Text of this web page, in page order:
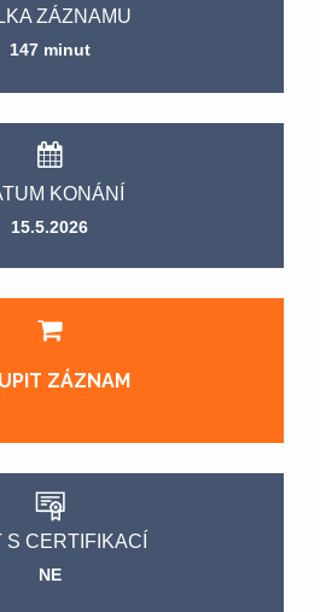
ZÁZNAMU
147 minut
KONÁNÍ
15.5.2026
ZÁZNAM
S CERTIFIKACÍ
NE